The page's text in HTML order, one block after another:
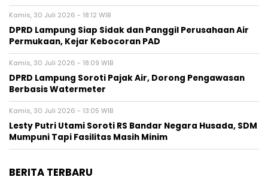
Kamis, 30 Juli 2026 - 18:12 WIB
DPRD Lampung Siap Sidak dan Panggil Perusahaan Air
Permukaan, Kejar Kebocoran PAD
Kamis, 30 Juli 2026 - 18:09 WIB
DPRD Lampung Soroti Pajak Air, Dorong Pengawasan
Berbasis Watermeter
Kamis, 30 Juli 2026 - 13:05 WIB
Lesty Putri Utami Soroti RS Bandar Negara Husada, SDM
Mumpuni Tapi Fasilitas Masih Minim
BERITA TERBARU